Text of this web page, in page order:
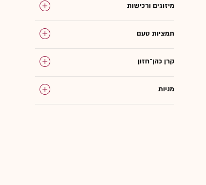
מיזוגים ורכישות
תמציות טעם
קרן כהן־חזון
מניות